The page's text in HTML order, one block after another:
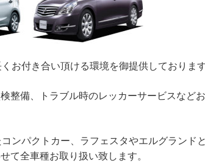
お付き合い頂ける環境を御提供しております
整備、トラブル時のレッカーサービスなど
ンパクトカー、ラフェスタやエルグランド
て全車種お取り扱い致します。